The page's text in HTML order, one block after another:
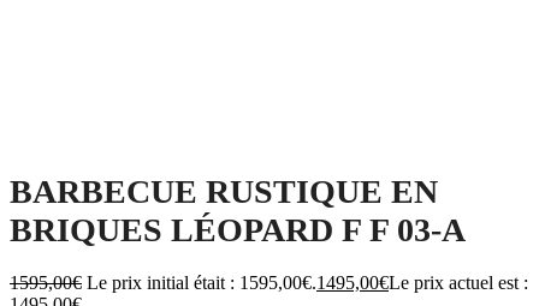
BARBECUE RUSTIQUE EN
BRIQUES LÉOPARD F F 03-A
1595,00€ Le prix initial était : 1595,00€.1495,00€Le prix actuel est :